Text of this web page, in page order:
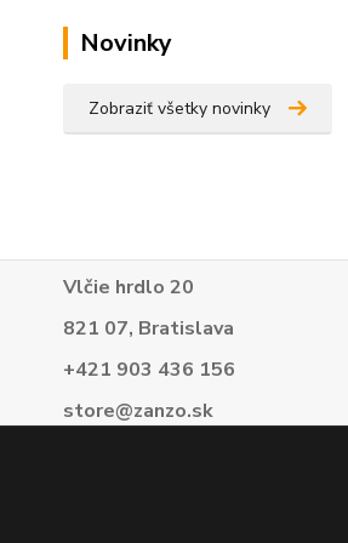
Novinky
Zobraziť všetky novinky
Vlčie hrdlo 20
821 07, Bratislava
+421 903 436 156
store@zanzo.sk